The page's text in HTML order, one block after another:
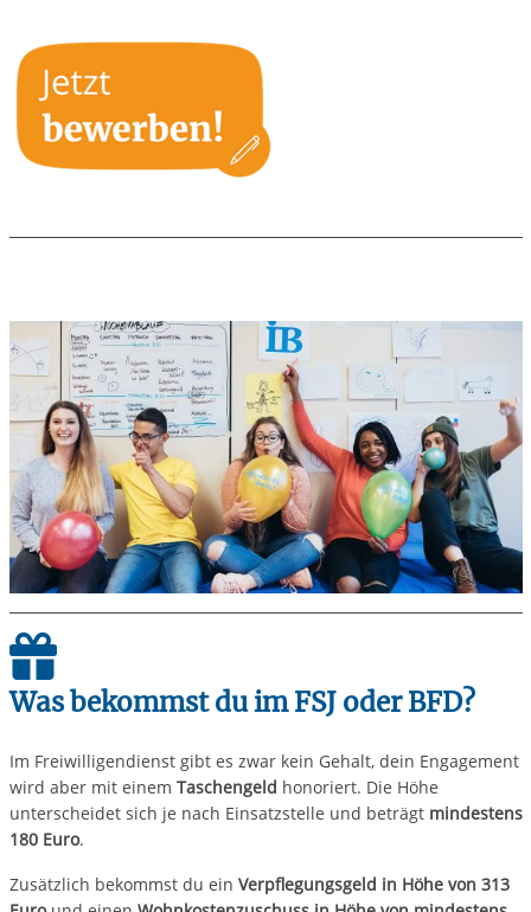
Was bekommst du im FSJ oder BFD?
Im Freiwilligendienst gibt es zwar kein Gehalt, dein Engagement
wird aber mit einem Taschengeld honoriert. Die Höhe
unterscheidet sich je nach Einsatzstelle und beträgt mindestens
180 Euro.
Zusätzlich bekommst du ein Verpflegungsgeld in Höhe von 313